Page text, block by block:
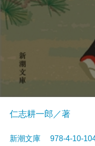
仁志耕一郎／著
新潮文庫 978-4-10-